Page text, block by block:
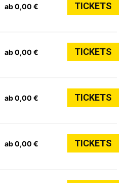
ab 0,00 € TICKETS
ab 0,00 € TICKETS
ab 0,00 € TICKETS
ab 0,00 € TICKETS